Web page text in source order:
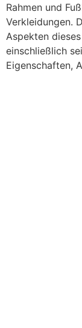
Rahmen und
Verkleidungen.
Aspekten
einschließlich
Eigenschaften,